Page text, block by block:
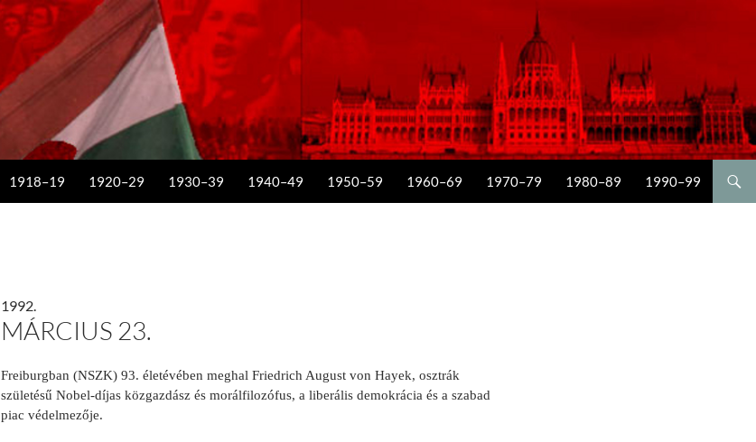
1918–19 1920–29 1930–39 1940–49 1950–59 1960–69 1970–79 1980–89 1990–99
1992.
MÁRCIUS 23.
Freiburgban (NSZK) 93. életévében meghal Friedrich August von Hayek, osztrák
születésű Nobel-díjas közgazdász és morálfilozófus, a liberális demokrácia és a szabad
piac védelmezője.